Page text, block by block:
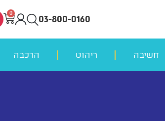
03-800-0160
0
חשיבה ריהוט הרכבה